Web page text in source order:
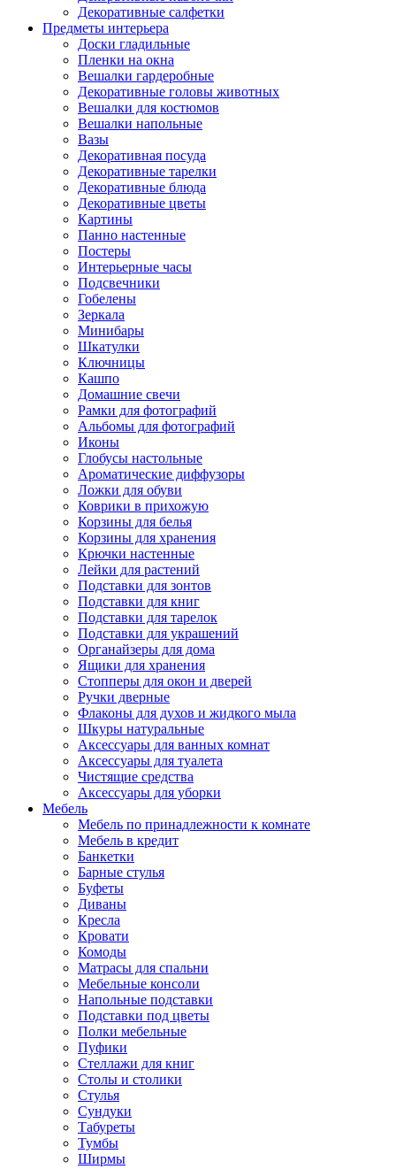
Декоративные салфетки
Предметы интерьера
Доски гладильные
Пленки на окна
Вешалки гардеробные
Декоративные головы животных
Вешалки для костюмов
Вешалки напольные
Вазы
Декоративная посуда
Декоративные тарелки
Декоративные блюда
Декоративные цветы
Картины
Панно настенные
Постеры
Интерьерные часы
Подсвечники
Гобелены
Зеркала
Минибары
Шкатулки
Ключницы
Кашпо
Домашние свечи
Рамки для фотографий
Альбомы для фотографий
Иконы
Глобусы настольные
Ароматические диффузоры
Ложки для обуви
Коврики в прихожую
Корзины для белья
Корзины для хранения
Крючки настенные
Лейки для растений
Подставки для зонтов
Подставки для книг
Подставки для тарелок
Подставки для украшений
Органайзеры для дома
Ящики для хранения
Стопперы для окон и дверей
Ручки дверные
Флаконы для духов и жидкого мыла
Шкуры натуральные
Аксессуары для ванных комнат
Аксессуары для туалета
Чистящие средства
Аксессуары для уборки
Мебель
Мебель по принадлежности к комнате
Мебель в кредит
Банкетки
Барные стулья
Буфеты
Диваны
Кресла
Кровати
Комоды
Матрасы для спальни
Мебельные консоли
Напольные подставки
Подставки под цветы
Полки мебельные
Пуфики
Стеллажи для книг
Столы и столики
Стулья
Сундуки
Табуреты
Тумбы
Ширмы